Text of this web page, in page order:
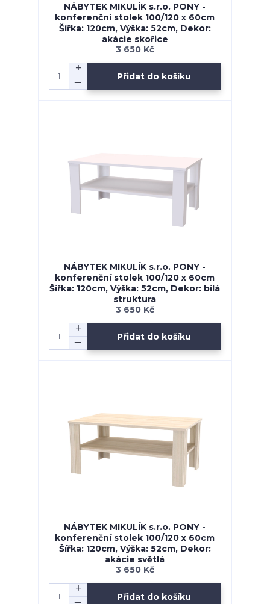
NÁBYTEK MIKULÍK s.r.o. PONY -
konferenční stolek 100/120 x 60cm
Šířka: 120cm, Výška: 52cm, Dekor:
akácie skořice
3 650 Kč
Přidat do košíku
NÁBYTEK MIKULÍK s.r.o. PONY -
konferenční stolek 100/120 x 60cm
Šířka: 120cm, Výška: 52cm, Dekor: bílá
struktura
3 650 Kč
Přidat do košíku
NÁBYTEK MIKULÍK s.r.o. PONY -
konferenční stolek 100/120 x 60cm
Šířka: 120cm, Výška: 52cm, Dekor:
akácie světlá
3 650 Kč
Přidat do košíku